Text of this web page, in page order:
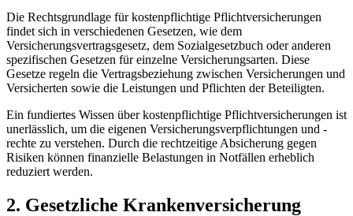
Die⁤ Rechtsgrundlage für kostenpflichtige Pflichtversicherungen​
findet sich in verschiedenen Gesetzen, wie dem
⁢Versicherungsvertragsgesetz, dem Sozialgesetzbuch oder anderen
spezifischen ⁢Gesetzen für einzelne Versicherungsarten. Diese
Gesetze regeln ⁤die ​Vertragsbeziehung zwischen Versicherungen und
Versicherten sowie die Leistungen⁢ und Pflichten der Beteiligten.
Ein fundiertes Wissen über kostenpflichtige Pflichtversicherungen ist
unerlässlich, um ​die eigenen Versicherungsverpflichtungen‌ und -
rechte zu verstehen. ⁢Durch die⁣ rechtzeitige⁤ Absicherung gegen
Risiken können finanzielle ​Belastungen in ⁣Notfällen⁢ erheblich
reduziert werden.
2. Gesetzliche‌ Krankenversicherung